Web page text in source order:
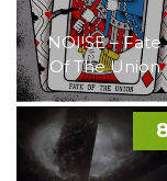
NOI!SE – Fate
Of The Union